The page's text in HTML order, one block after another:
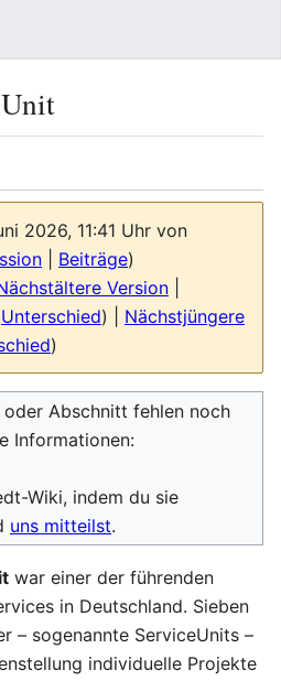
2026, 11:41 Uhr von
Beiträge)
Version
Unterschied) | Nächstjüngere
)
Abschnitt fehlen noch
Informationen:
Wiki, indem du sie
uns mitteilst.
war einer der führenden
in Deutschland. Sieben
– sogenannte ServiceUnits –
individuelle Projekte